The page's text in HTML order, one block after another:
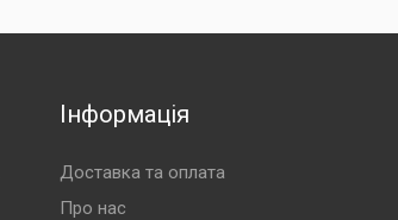
Інформація
Доставка та оплата
Про нас